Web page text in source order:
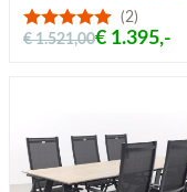
(2)
€ 1.521,00€ 1.395,-